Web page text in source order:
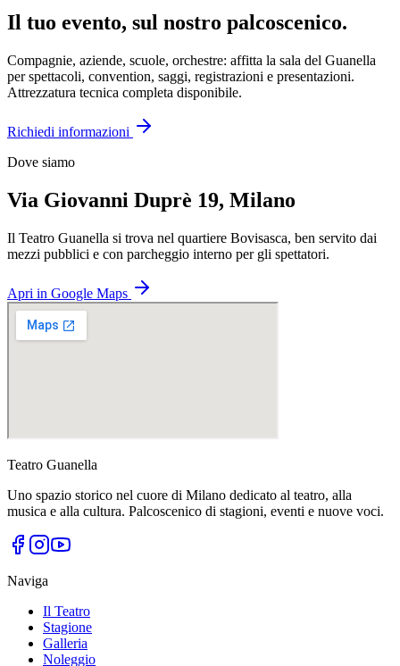
Il tuo evento, sul nostro palcoscenico.
Compagnie, aziende, scuole, orchestre: affitta la sala del Guanella
per spettacoli, convention, saggi, registrazioni e presentazioni.
Attrezzatura tecnica completa disponibile.
Richiedi informazioni
Dove siamo
Via Giovanni Duprè 19, Milano
Il Teatro Guanella si trova nel quartiere Bovisasca, ben servito dai
mezzi pubblici e con parcheggio interno per gli spettatori.
Apri in Google Maps
Teatro Guanella
Uno spazio storico nel cuore di Milano dedicato al teatro, alla
musica e alla cultura. Palcoscenico di stagioni, eventi e nuove voci.
Naviga
Il Teatro
Stagione
Galleria
Noleggio